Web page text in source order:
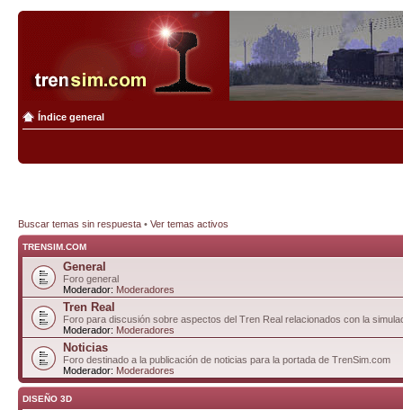
Índice general
Buscar temas sin respuesta • Ver temas activos
TRENSIM.COM
General
Foro general
Moderador: Moderadores
Tren Real
Foro para discusión sobre aspectos del Tren Real relacionados con la
Moderador: Moderadores
Noticias
Foro destinado a la publicación de noticias para la portada de TrenSim.com
Moderador: Moderadores
DISEÑO 3D